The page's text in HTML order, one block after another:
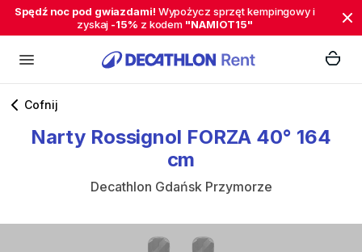
Spędź noc pod gwiazdami! Wypożycz sprzęt kempingowy i
zyskaj -15% z kodem "NAMIOT15"
Cofnij
Narty Rossignol FORZA 40° 164
cm
Decathlon Gdańsk Przymorze